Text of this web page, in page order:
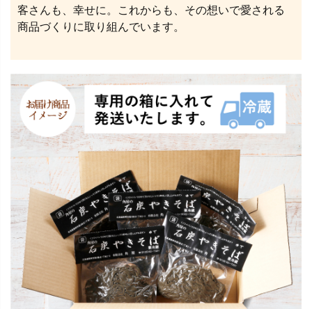
客さんも、幸せに。これからも、その想いで愛される
商品づくりに取り組んでいます。